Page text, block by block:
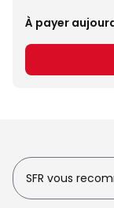
À payer
SFR vous